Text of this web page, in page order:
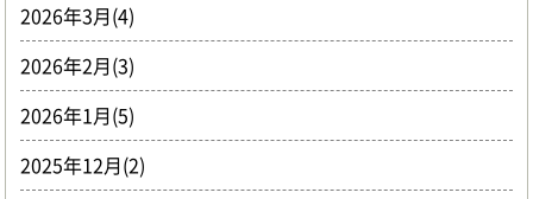
2026年3月(4)
2026年2月(3)
2026年1月(5)
2025年12月(2)